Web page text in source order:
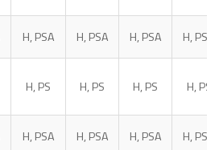
H, PSA H, PSA H, PSA
H, PSA
H, PS H, PS H, PS H, PS
H, PSA H, PSA H, PSA
H, PSA